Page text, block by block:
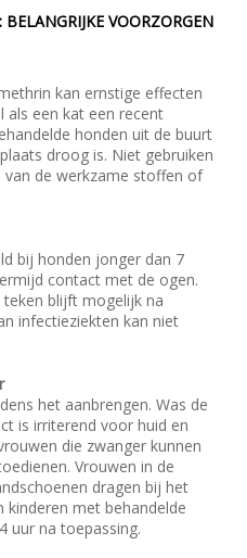
VOORZORGEN
kan ernstige effecten
een kat een recent
honden uit de buurt
droog is. Niet gebruiken
de werkzame stoffen of
bij honden jonger dan 7
contact met de ogen.
blijft mogelijk na
infectieziekten kan niet
het aanbrengen. Was de
is irriterend voor huid en
die zwanger kunnen
Vrouwen in de
dragen bij het
kinderen met behandelde
uur na toepassing.